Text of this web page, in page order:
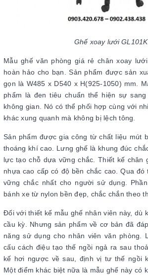
Ghế xoay lưới GL101K
Mẫu ghế văn phòng giá rẻ chân xoay
hoàn hảo cho bạn. Sản phẩm được sản
gọn là W485 x D540 x H(925-1050) mm.
phẩm là đen tiêu chuẩn thể hiện sự
không gian. Nó có thể phối hợp cùng với
khác xung quanh mà không bị lệch tông.
Sản phẩm được gia công từ chất liệu mút
thoáng khí cao. Lưng ghế là khung đúc
lực tạo chỗ dựa vững chắc. Thiết kế chân
nhựa cao cấp có độ bền chắc cao. Qua
vững chắc nhất cho người sử dụng.
bánh xe từ nylon bền đẹp, chắc chắn theo
Đối với thiết kế mẫu ghế nhân viên này, dù
cầu kỳ. Nhưng sản phẩm về cơ bản đã
năng sử dụng cho nhân viên văn phòng.
cấu cách điệu tạo thế ngồi ngả ra sau
kế hơi ngược về sau, định vị tư thế ngồi
Một điểm khác biệt nữa là mẫu ghế này có